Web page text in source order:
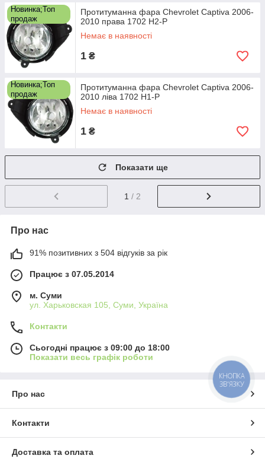
Новинка;Топ
продаж
Протитуманна фара Chevrolet Captiva 2006-
2010 права 1702 H2-P
Немає в наявності
1 ₴
Новинка;Топ
продаж
Протитуманна фара Chevrolet Captiva 2006-
2010 ліва 1702 H1-P
Немає в наявності
1 ₴
Показати ще
1 / 2
Про нас
91% позитивних з 504 відгуків за рік
Працює з 07.05.2014
м. Суми
ул. Харьковская 105, Суми, Україна
Контакти
Сьогодні працює з 09:00 до 18:00
Показати весь графік роботи
Про нас
Контакти
Доставка та оплата
КНОПКА
ЗВ'ЯЗКУ